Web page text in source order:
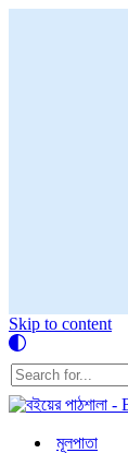
Skip to content
Search
for...
মূলপাতা